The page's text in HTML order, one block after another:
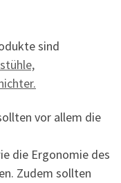
sind
vor allem die
die Ergonomie des
Zudem sollten